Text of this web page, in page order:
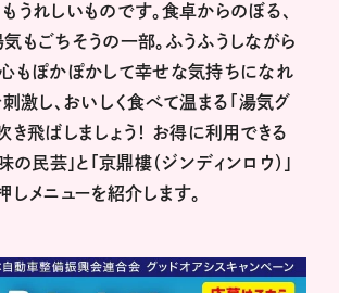
うれしいものです。食卓からのぼる、
もごちそうの一部。ふうふうしながら
もぽかぽかして幸せな気持ちになれ
激し、おいしく食べて温まる「湯気グ
き飛ばしましょう！ お得に利用できる
味の民芸」と
「京鼎樓（ジンディンロウ）」
しメニューを紹介します。